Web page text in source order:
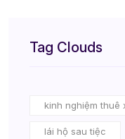
Tag Clouds
kinh nghiệm thuê
lái hộ sau tiệc